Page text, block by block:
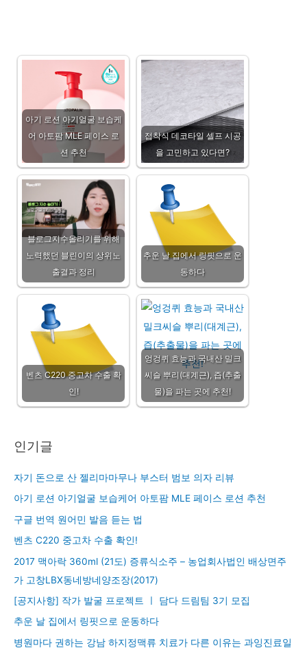
아기 로션 아기얼굴 보습케
어 아토팜 MLE 페이스 로
션 추천
접착식 데코타일 셀프 시공
을 고민하고 있다면?
블로그지수올리기를 위해
노력했던 블린이의 상위노
출결과 정리
추운 날 집에서 링핏으로 운
동하다
벤츠 C220 중고차 수출 확
인!
엉겅퀴 효능과 국내산 밀크
씨슬 뿌리(대계근), 즙(추출
물)을 파는 곳에 추천!
인기글
자기 돈으로 산 젤리마마무나 부스터 범보 의자 리뷰
아기 로션 아기얼굴 보습케어 아토팜 MLE 페이스 로션 추천
구글 번역 원어민 발음 듣는 법
벤츠 C220 중고차 수출 확인!
2017 맥아락 360ml (21도) 증류식소주 – 농업회사법인 배상면주
가 고창LBX동네방네양조장(2017)
[공지사항] 작가 발굴 프로젝트 ㅣ 담다 드림팀 3기 모집
추운 날 집에서 링핏으로 운동하다
병원마다 권하는 강남 하지정맥류 치료가 다른 이유는 과잉진료일